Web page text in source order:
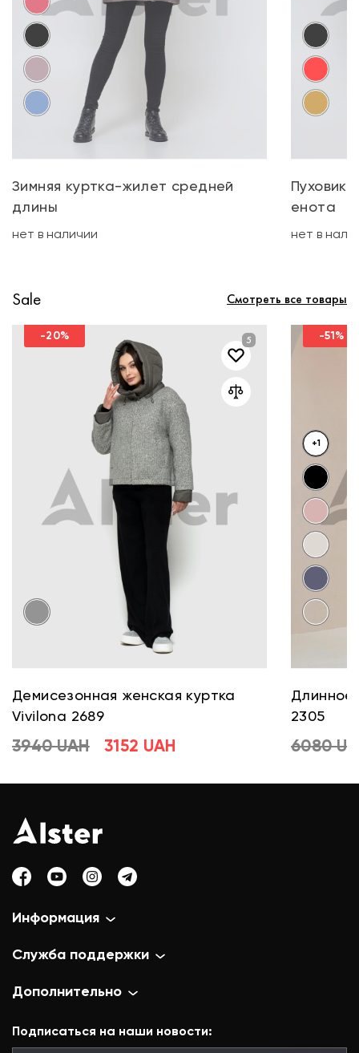
Зимняя куртка-жилет средней
длины
нет в наличии
Пуховик
енота
нет в
Sale Смотреть все товары
-20%
Демисезонная женская куртка
Vivilona 2689
3940 UAH 3152 UAH
-51%
+1
Длинное
2305
6080
Информация
Служба поддержки
Дополнительно
Подписаться на наши новости: